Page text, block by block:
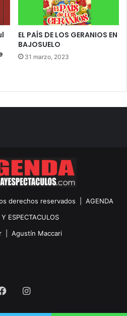
EL PAÍS DE LOS GERANIOS EN
BAJOSUELO
31 marzo, 2023
derechos reservados | AGENDA
ESPECTACULOS
| Agustín Maccari